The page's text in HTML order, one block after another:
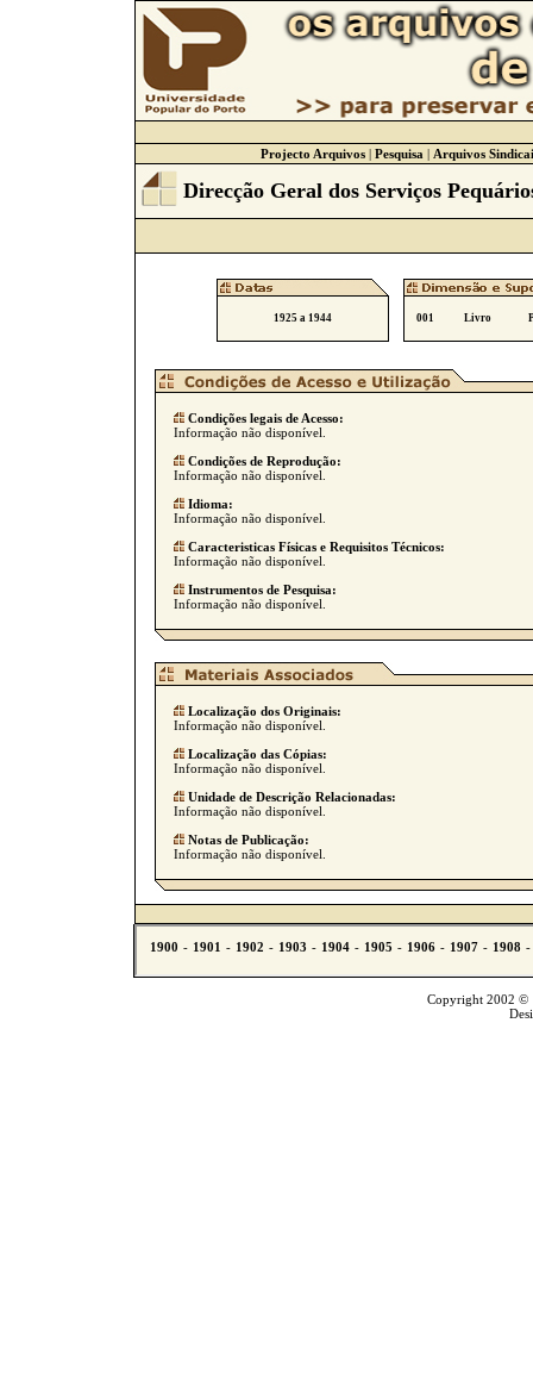
Projecto Arquivos| Pesquisa | Arquivos
Direcção Geral dos Serviços
1925 a 1944 001 Livro
Condições legais de Acesso:
Informação não disponível.
Condições de Reprodução:
Informação não disponível.
Idioma:
Informação não disponível.
Caracteristicas Físicas e Requisitos Técnicos:
Informação não disponível.
Instrumentos de Pesquisa:
Informação não disponível.
Localização dos Originais:
Informação não disponível.
Localização das Cópias:
Informação não disponível.
Unidade de Descrição Relacionadas:
Informação não disponível.
Notas de Publicação:
Informação não disponível.
Copyright 2002 ©